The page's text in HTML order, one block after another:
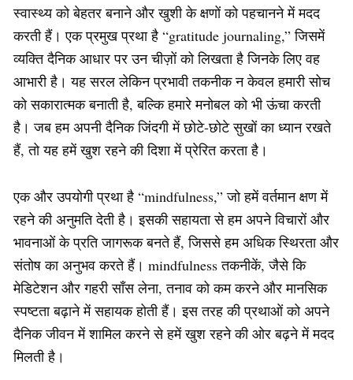
स्वास्थ्य को बेहतर बनाने और खुशी के क्षणों को पहचानने में मदद
करती हैं। एक प्रमुख प्रथा है “gratitude journaling,” जिसमें
व्यक्ति दैनिक आधार पर उन चीज़ों को लिखता है जिनके लिए वह
आभारी है। यह सरल लेकिन प्रभावी तकनीक न केवल हमारी सोच
को सकारात्मक बनाती है, बल्कि हमारे मनोबल को भी ऊंचा करती
है। जब हम अपनी दैनिक जिंदगी में छोटे-छोटे सुखों का ध्यान रखते
हैं, तो यह हमें खुश रहने की दिशा में प्रेरित करता है।
एक और उपयोगी प्रथा है “mindfulness,” जो हमें वर्तमान क्षण में
रहने की अनुमति देती है। इसकी सहायता से हम अपने विचारों और
भावनाओं के प्रति जागरूक बनते हैं, जिससे हम अधिक स्थिरता और
संतोष का अनुभव करते हैं। mindfulness तकनीकें, जैसे कि
मेडिटेशन और गहरी साँस लेना, तनाव को कम करने और मानसिक
स्पष्टता बढ़ाने में सहायक होती हैं। इस तरह की प्रथाओं को अपने
दैनिक जीवन में शामिल करने से हमें खुश रहने की ओर बढ़ने में मदद
मिलती है।